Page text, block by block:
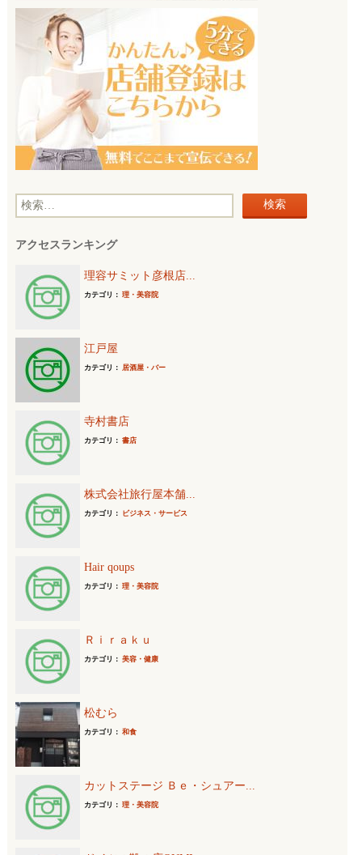
検
:アクセスランキング
理容サミット彦根店...
カテゴリ： 理・美容院
江戸屋
カテゴリ： 居酒屋・バー
寺村書店
カテゴリ： 書店
株式会社旅行屋本舗...
カテゴリ： ビジネス・サービス
Hair qoups
カテゴリ： 理・美容院
Ｒｉｒａｋｕ
カテゴリ： 美容・健康
松むら
カテゴリ： 和食
カットステージ Ｂｅ・シュアー...
カテゴリ： 理・美容院